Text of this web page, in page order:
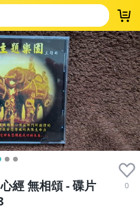
經 無相頌 - 碟片
0